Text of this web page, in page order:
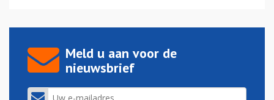
Meld u aan voor de
nieuwsbrief